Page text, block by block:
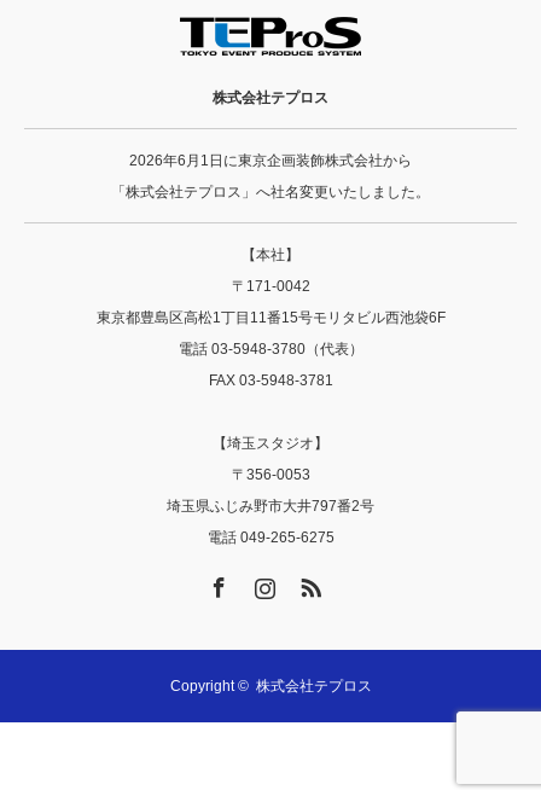
株式会社テプロス
2026年6月1日に東京企画装飾株式会社から
「株式会社テプロス」へ社名変更いたしました。
【本社】
〒171-0042
東京都豊島区高松1丁目11番15号モリタビル西池袋6F
電話 03-5948-3780（代表）
FAX 03-5948-3781
【埼玉スタジオ】
〒356‐0053
埼玉県ふじみ野市大井797番2号
電話 049-265-6275
Copyright © 株式会社テプロス